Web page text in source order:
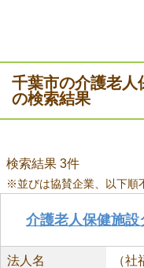
千葉市の介護老人
の検索結果
検索結果 3件
※並びは協賛企業、以下順
介護老人保健施
法人名 （